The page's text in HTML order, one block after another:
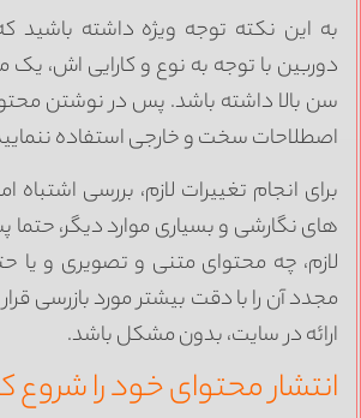
این نکته توجه ویژه داشته باشید
با توجه به نوع و کارایی اش، یک
بالا داشته باشد. پس در نوشتن
سخت و خارجی استفاده ننمایید.
انجام تغییرات لازم، بررسی اشتباه
نگارشی و بسیاری موارد دیگر، حتما پس
چه محتوای متنی و تصویری و یا
آن را با دقت بیشتر مورد بازرسی قرار
در سایت، بدون مشکل باشد.
محتوای خود را شروع